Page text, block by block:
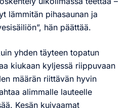
lämmitän pihasaunan ja
hän päättää.
yhden täyteen topatun
kiukaan kyljessä riippuvaan
määrän riittävän hyvin
alimmalle lauteelle
Kesän kuivaamat